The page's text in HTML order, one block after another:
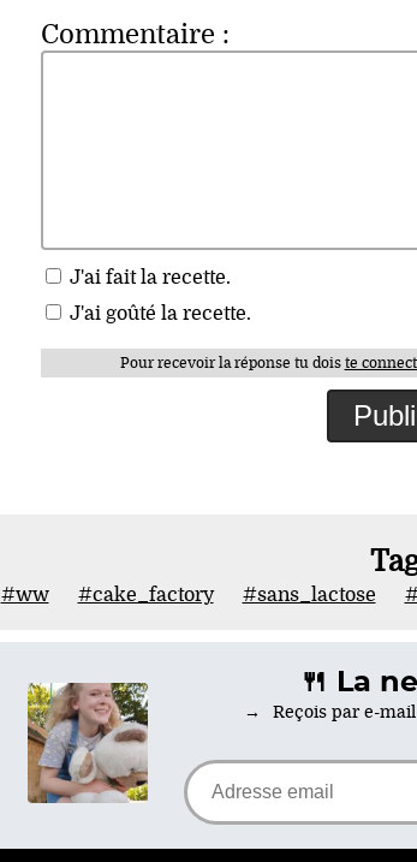
Commentaire :
J'ai fait la recette.
J'ai goûté la recette.
Pour recevoir la réponse tu dois te
#ww #cake_factory #sans_lactose
🍴 La
Reçois par e-